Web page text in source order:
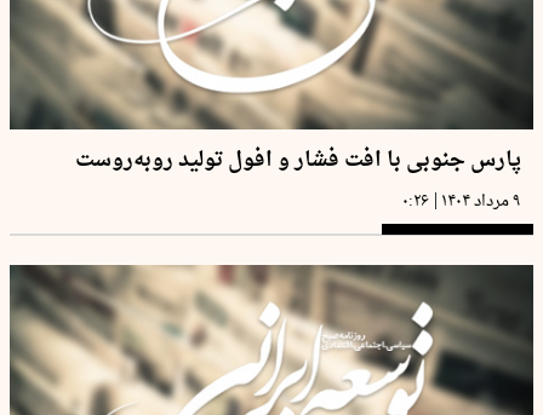
پارس جنوبی با افت فشار و افول تولید روبه‌روست
۹ مرداد ۱۴۰۴ | ۰:۲۶